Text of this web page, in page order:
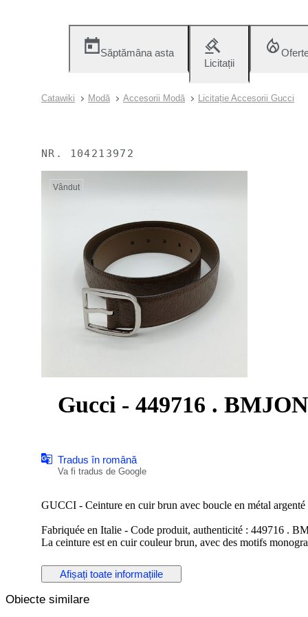
Săptămâna asta
Licitații
Catawiki Modă Accesorii Modă Licitație Accesorii Gucci
NR. 104213972
Vândut
Gucci - 449716 .
Tradus în română
Va fi tradus de Google
GUCCI - Ceinture en cuir brun avec boucle en métal
Fabriquée en Italie - Code produit, authenticité : 449716 .
La ceinture est en cuir couleur brun, avec des motifs
Dimensions : Longueur totale 95 cm - Largeur du cuir 4 cm -
Afișați toate informațiile
Obiecte similare